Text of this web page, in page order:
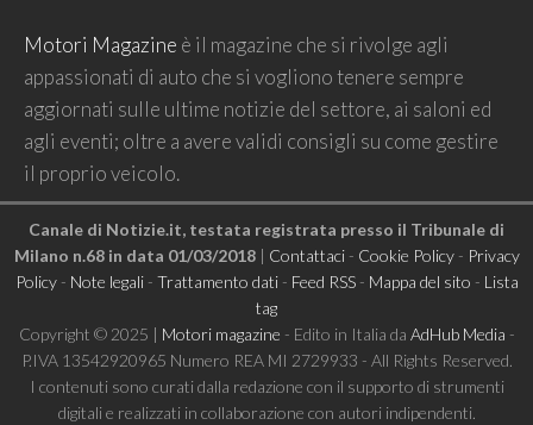
Motori Magazine è il magazine che si rivolge agli
appassionati di auto che si vogliono tenere sempre
aggiornati sulle ultime notizie del settore, ai saloni ed
agli eventi; oltre a avere validi consigli su come gestire
il proprio veicolo.
Canale di Notizie.it, testata registrata presso il Tribunale di
Milano n.68 in data 01/03/2018| Contattaci- Cookie Policy- Privacy
Policy- Note legali- Trattamento dati- Feed RSS- Mappa del sito - Lista
tag
Copyright © 2025 | Motori magazine - Edito in Italia da AdHub Media -
P.IVA 13542920965 Numero REA MI 2729933 - All Rights Reserved.
I contenuti sono curati dalla redazione con il supporto di strumenti
digitali e realizzati in collaborazione con autori indipendenti.